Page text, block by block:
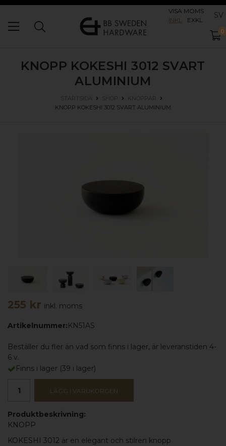
VISA MOMS
INKL
EXKL SV
0
KNOPP KOKESHI 3012 SVART
ALUMINIUM
STARTSIDA SHOP
KNOPPAR
KNOPP KOKESHI 3012 SVART ALUMINIUM
255 kr inkl. moms
Artikelnummer: KN51AS
Beställer du fler än vad som finns i lager, är leveranstiden 4-
6 v.
Finns i lager (39 i lager)
LÄGG I VARUKORGEN
Produktbeskrivning:
KNOPP
KOKESHI 3012 är en elegant och stilren knopp